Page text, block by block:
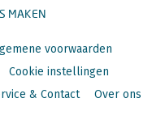
MAKEN
voorwaarden
Cookie instellingen
& Contact Over ons